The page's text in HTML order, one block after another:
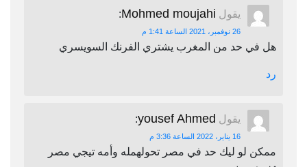
يقول Mohmed moujahi
:
26 نوفمبر، 2021 الساعة 1:41 م
هل في حد من المغرب يشتري الفرنك السويسري
رد
يقول yousef Ahmed
:
16 يناير، 2022 الساعة 3:36 م
ممكن لو ليك حد في مصر تحولهمله وأمه تيجي مصر